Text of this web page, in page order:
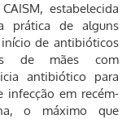
estabelecida
prática de alguns
de antibióticos
de mães com
antibiótico para
infecção em recém-
o máximo que